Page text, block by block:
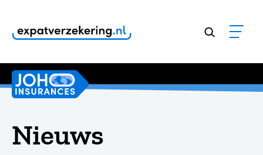
Klanten geven onze dienstverlening een
Nieuws